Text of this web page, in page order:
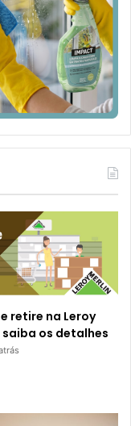
retire na Leroy
saiba os detalhes